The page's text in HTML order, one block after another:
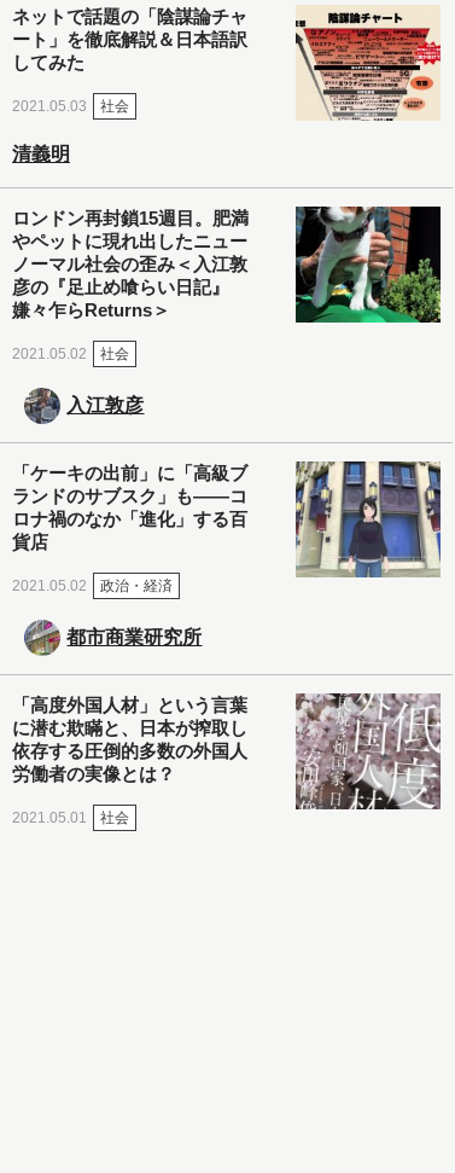
ネットで話題の「陰謀論チャ
ート」を徹底解説＆日本語訳
してみた
2021.05.03 社会
清義明
ロンドン再封鎖15週目。肥満
やペットに現れ出したニュー
ノーマル社会の歪み＜入江敦
彦の『足止め喰らい日記』
嫌々乍らReturns＞
2021.05.02 社会
入江敦彦
「ケーキの出前」に「高級ブ
ランドのサブスク」も――コ
ロナ禍のなか「進化」する百
貨店
2021.05.02 政治・経済
都市商業研究所
「高度外国人材」という言葉
に潜む欺瞞と、日本が搾取し
依存する圧倒的多数の外国人
労働者の実像とは？
2021.05.01 社会